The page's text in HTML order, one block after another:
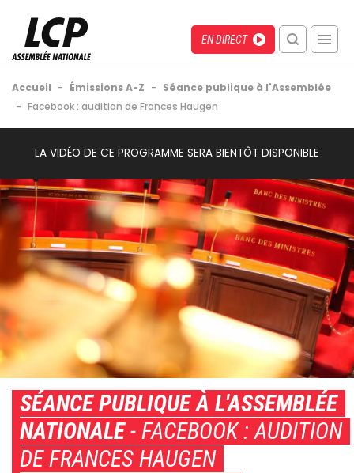
contenu
principal
Menu
recherche
mobile
Direct
EN DIRECT
Fil
d'Ariane
Accueil - Émissions A-Z - Séance publique à l'Assemblée
- Facebook : audition de Frances Haugen
top
LA VIDÉO DE CE PROGRAMME SERA BIENTÔT DISPONIBLE
Image
SÉANCE PUBLIQUE À L'ASSEMBLÉE
NATIONALE- FACEBOOK : AUDITION
DE FRANCES HAUGEN